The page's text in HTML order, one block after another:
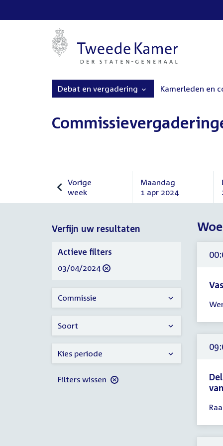
Debat en vergadering Kamerleden en
Vorige
week
Vorige
Maandag
1 apr 2024
Maandag
Verfijn uw resultaten
-
-
Verfijn
uw
resultaten
Actieve filters
verwijder
03/04/2024
Commissie
Soort
Kies periode
Filters wissen